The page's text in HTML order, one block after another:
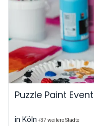
Puzzle Paint Event
in Köln +37 weitere Städte